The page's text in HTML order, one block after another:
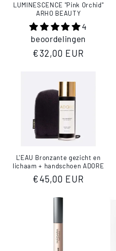
LUMINESCENCE "Pink Orchid"
ARHO BEAUTY
4
beoordelingen
Normale
€32,00 EUR
L'EAU Bronzante gezicht en
lichaam + handschoen ADORE
Normale
€45,00 EUR